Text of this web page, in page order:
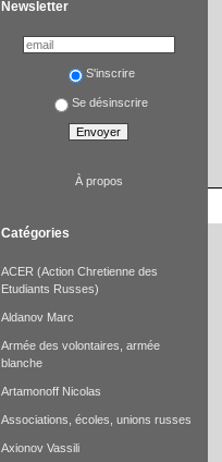
Newsletter
S'inscrire
Se désinscrire
À propos
Catégories
ACER (Action Chretienne des
Etudiants Russes)
Aldanov Marc
Armée des volontaires, armée
blanche
Artamonoff Nicolas
Associations, écoles, unions russes
Axionov Vassili